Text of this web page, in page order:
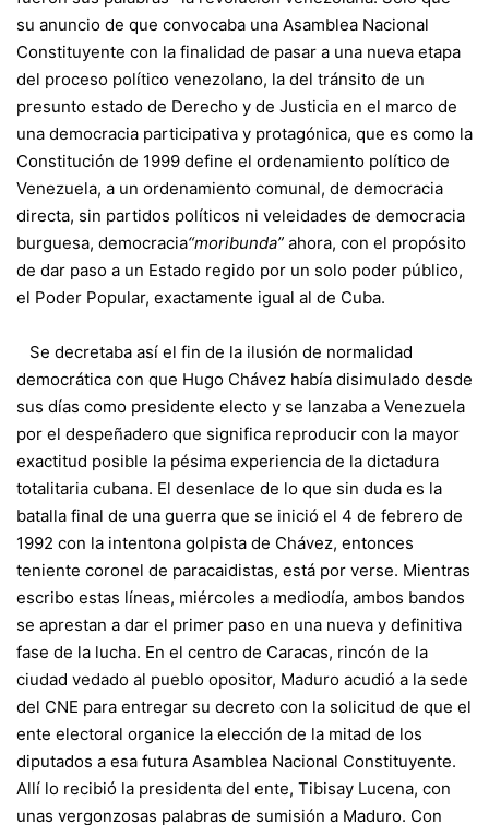
su anuncio de que convocaba una Asamblea Nacional
Constituyente con la finalidad de pasar a una nueva etapa
del proceso político venezolano, la del tránsito de un
presunto estado de Derecho y de Justicia en el marco de
una democracia participativa y protagónica, que es como la
Constitución de 1999 define el ordenamiento político de
Venezuela, a un ordenamiento comunal, de democracia
directa, sin partidos políticos ni veleidades de democracia
burguesa, democracia“moribunda” ahora, con el propósito
de dar paso a un Estado regido por un solo poder público,
el Poder Popular, exactamente igual al de Cuba.
Se decretaba así el fin de la ilusión de normalidad
democrática con que Hugo Chávez había disimulado desde
sus días como presidente electo y se lanzaba a Venezuela
por el despeñadero que significa reproducir con la mayor
exactitud posible la pésima experiencia de la dictadura
totalitaria cubana. El desenlace de lo que sin duda es la
batalla final de una guerra que se inició el 4 de febrero de
1992 con la intentona golpista de Chávez, entonces
teniente coronel de paracaidistas, está por verse. Mientras
escribo estas líneas, miércoles a mediodía, ambos bandos
se aprestan a dar el primer paso en una nueva y definitiva
fase de la lucha. En el centro de Caracas, rincón de la
ciudad vedado al pueblo opositor, Maduro acudió a la sede
del CNE para entregar su decreto con la solicitud de que el
ente electoral organice la elección de la mitad de los
diputados a esa futura Asamblea Nacional Constituyente.
Allí lo recibió la presidenta del ente, Tibisay Lucena, con
unas vergonzosas palabras de sumisión a Maduro. Con